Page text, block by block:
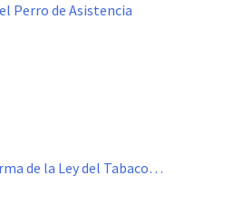
Perro de Asistencia
de la Ley del Tabaco…